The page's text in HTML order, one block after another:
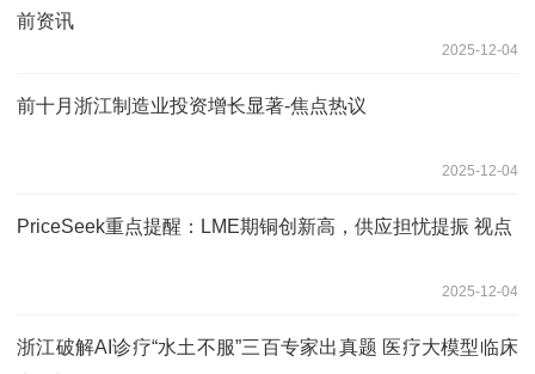
前资讯
2025-12-04
前十月浙江制造业投资增长显著-焦点热议
2025-12-04
PriceSeek重点提醒：LME期铜创新高，供应担忧提振 视点
2025-12-04
浙江破解AI诊疗“水土不服”三百专家出真题 医疗大模型临床